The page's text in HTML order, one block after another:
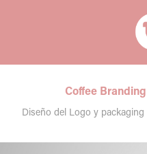
Coffee
Diseño del Logo y packaging